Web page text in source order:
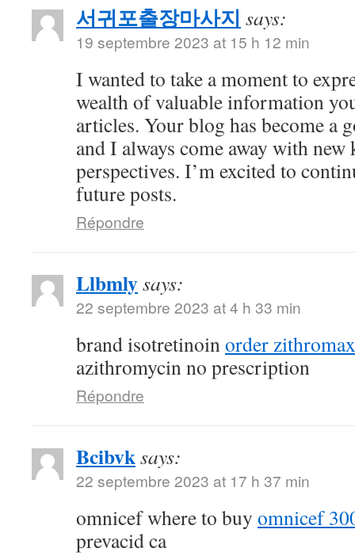
서귀포출장마사지 says:
19 septembre 2023 at 15 h 12 min
I wanted to take a moment to
wealth of valuable information
articles. Your blog has become a
and I always come away with
perspectives. I’m excited to
future posts.
Répondre
Llbmlysays:
22 septembre 2023 at 4 h 33 min
brand isotretinoinorder
azithromycin no prescription
Répondre
Bcibvksays:
22 septembre 2023 at 17 h 37 min
omnicef where to buy omnicef
prevacid ca